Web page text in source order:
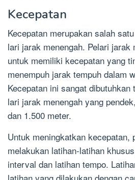
Kecepatan
Kecepatan merupakan salah
lari jarak menengah. Pelari jarak
untuk memiliki kecepatan yang
menempuh jarak tempuh dalam
Kecepatan ini sangat dibutuhkan
lari jarak menengah yang
dan 1.500 meter.
Untuk meningkatkan kecepatan,
melakukan latihan-latihan
interval dan latihan tempo.